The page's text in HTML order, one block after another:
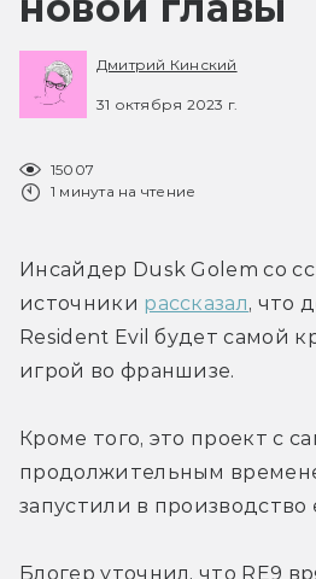
Дмитрий Кинский
31 октября 2023 г.
15007
1 минута на чтение
Инсайдер Dusk Golem со
источники рассказал, что
Resident Evil будет самой
игрой во франшизе.
Кроме того, это проект с
продолжительным
запустили в производство
Блогер уточнил, что RE9